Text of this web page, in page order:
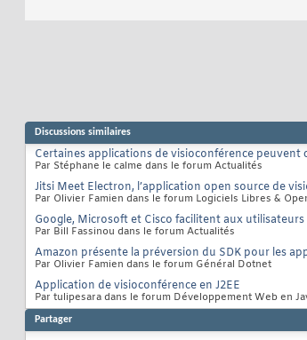
Discussions similaires
Certaines applications de visioconférence
Par Stéphane le calme dans le forum Actualités
Jitsi Meet Electron, l’application open source de
Par Olivier Famien dans le forum Logiciels Libres &
Google, Microsoft et Cisco facilitent aux
Par Bill Fassinou dans le forum Actualités
Amazon présente la préversion du SDK pour les
Par Olivier Famien dans le forum Général Dotnet
Application de visioconférence en J2EE
Par tulipesara dans le forum Développement Web en
Partager